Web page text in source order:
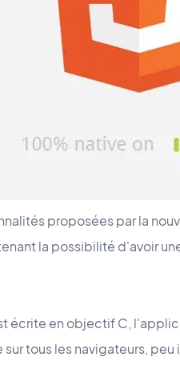
proposées par la
la possibilité d'avoir
écrite en objectif C,
sur tous les navigateurs,